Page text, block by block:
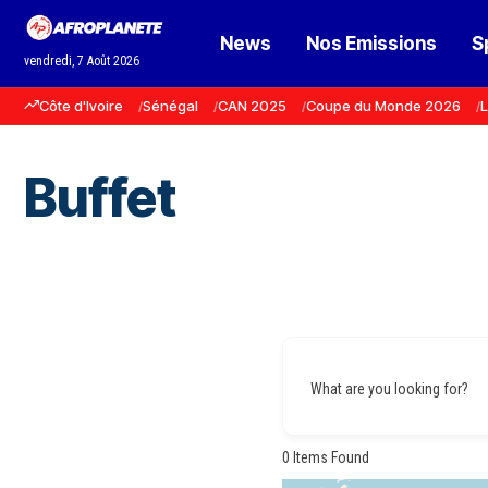
vendredi, 7 Août 2026
News Nos Emissions
Côte d'Ivoire Sénégal CAN 2025 Coupe du Monde 2026
Buffet
What are you looking for?
0 Items Found